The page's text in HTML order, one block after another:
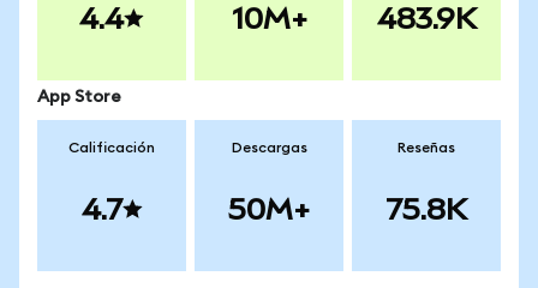
4.4 10M+ 483.9K
App Store
Calificación
4.7
Descargas
50M+
Reseñas
75.8K